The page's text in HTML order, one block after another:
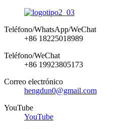
Teléfono/WhatsApp/WeChat
+86 18225018989
Teléfono/WeChat
+86 19923805173
Correo electrónico
hengdun0@gmail.com
YouTube
YouTube